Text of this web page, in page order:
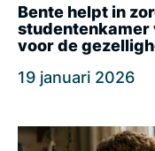
Bente helpt in
studentenkamer
voor de
19 januari 2026